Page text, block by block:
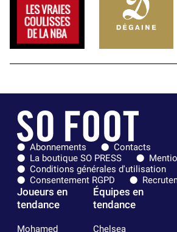
Abonnements
Contacts
La boutique SO PRESS
Conditions générales d'utilisation
Consentement RGPD
Joueurs en
tendance
Mohamed
Équipes en
tendance
Chelsea